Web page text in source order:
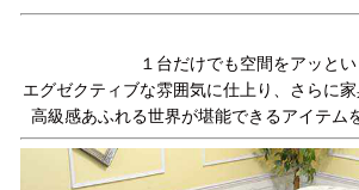
１台だけでも空間をアッと
エグゼクティブな雰囲気に仕上り、さらに
高級感あふれる世界が堪能できるアイテム